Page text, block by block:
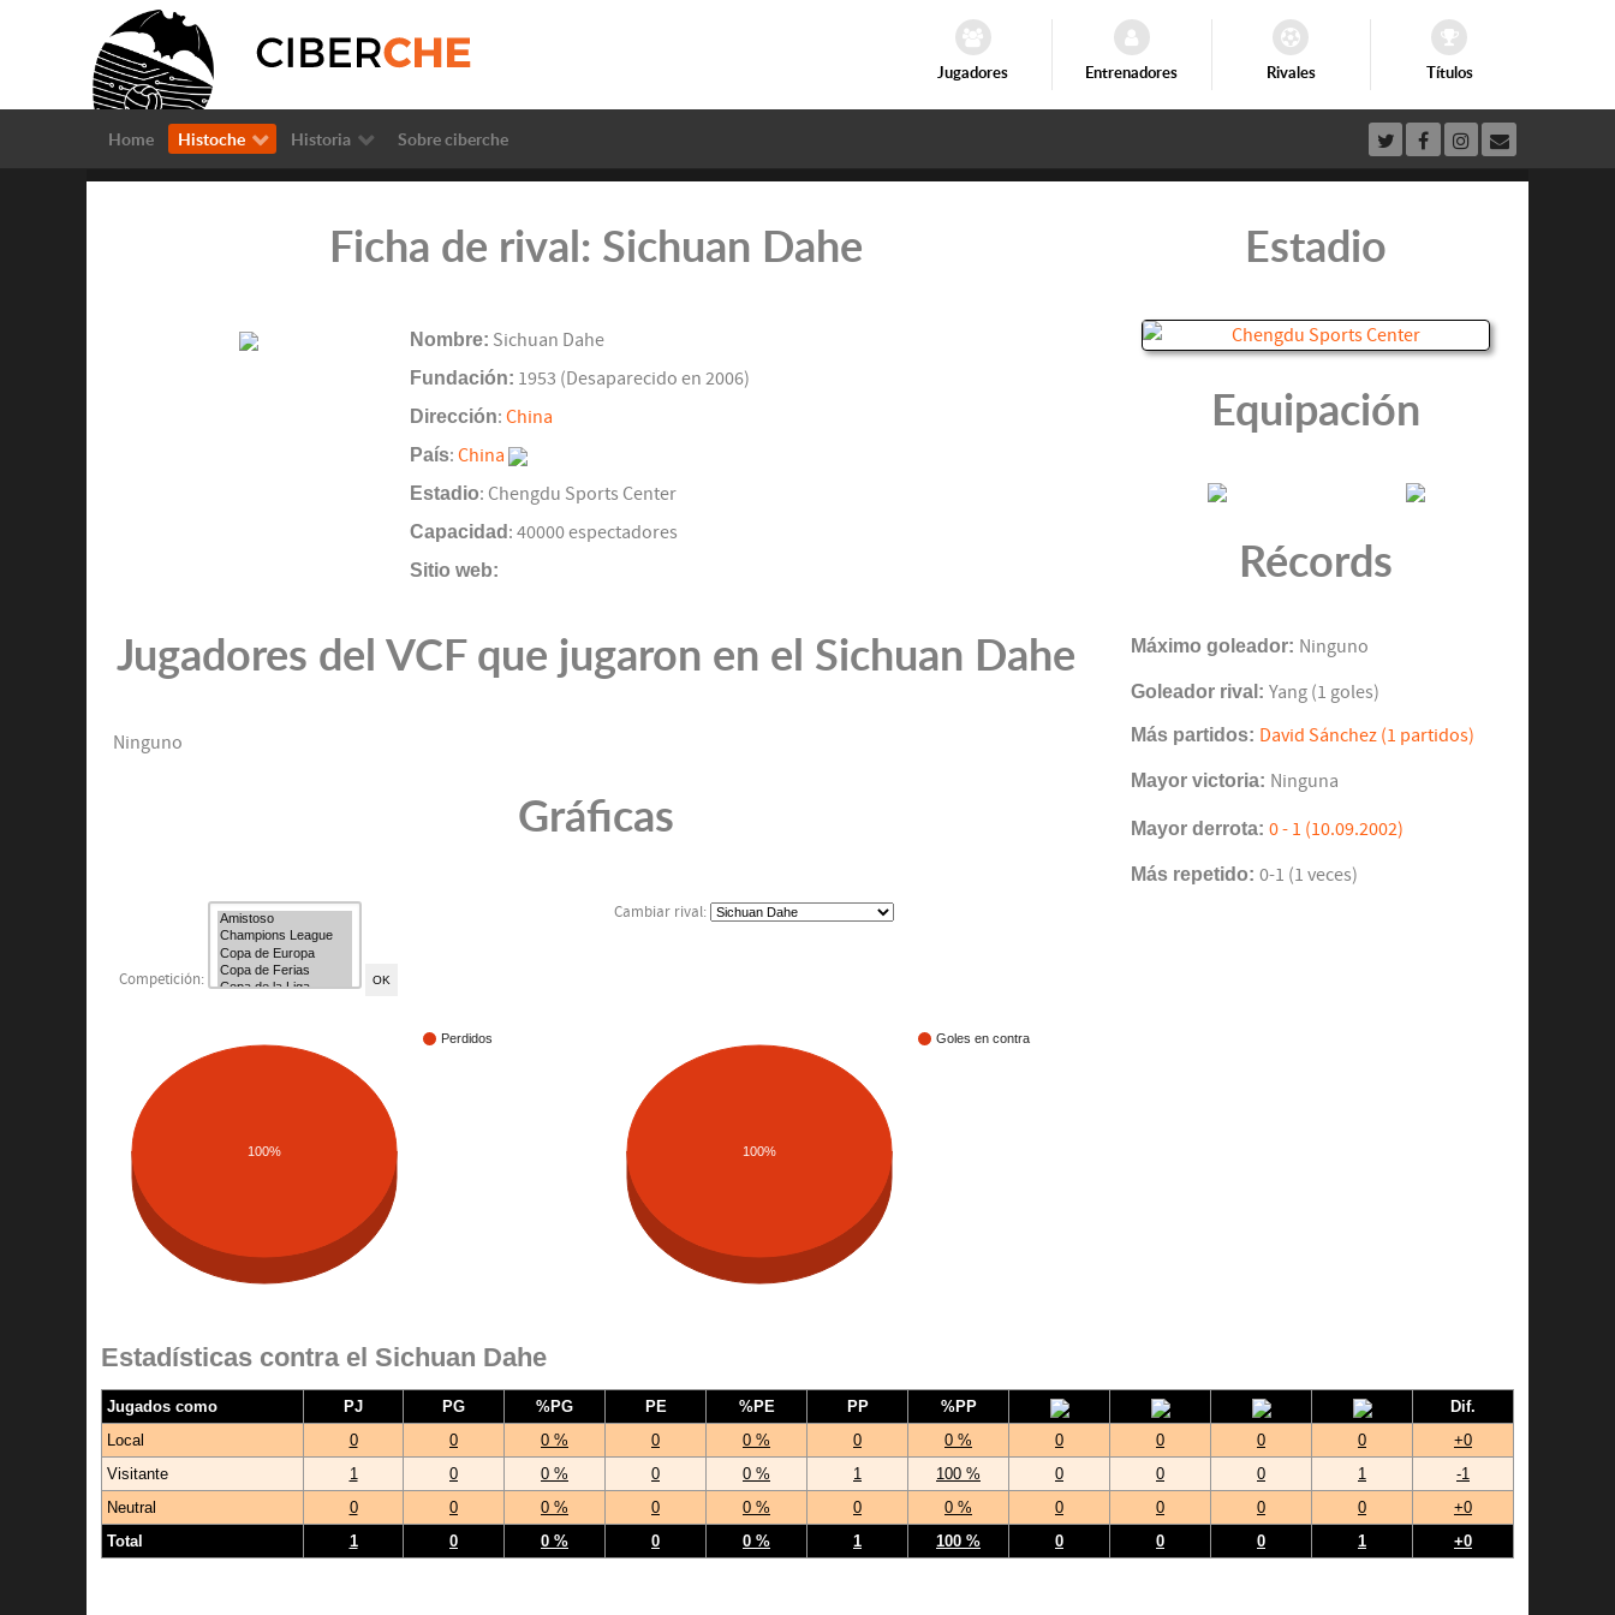
Jugadores Entrenadores Rivales Títulos
Home Histoche Historia Sobre ciberche
Ficha de rival: Sichuan Dahe
Nombre: Sichuan Dahe
Fundación: 1953 (Desaparecido en 2006)
Dirección: China
País: China
Estadio: Chengdu Sports Center
Capacidad : 40000 espectadores
Sitio web:
Jugadores del VCF que jugaron en el Sichuan Dahe
Ninguno
Gráficas
Competición:
Cambiar rival:
Perdidos
100%
Goles en contra
100%
Estadio
Equipación
Récords
Máximo goleador: Ninguno
Goleador rival: Yang (1 goles)
Más partidos: David Sánchez (1 partidos)
Mayor victoria: Ninguna
Mayor derrota: 0 - 1 (10.09.2002)
Más repetido: 0-1 (1 veces)
Estadísticas contra el Sichuan Dahe
Jugados como PJ PG %PG PE %PE PP %PP
Dif.
Local
0 0 0 % 0 0 % 0 0 % 0 0 0 0
+0
Visitante
1 0 0 % 0 0 % 1 100 % 0 0 0 1
-1
Neutral
0 0 0 % 0 0 % 0 0 % 0 0 0 0
+0
Total
1 0 0 % 0 0 % 1 100 % 0 0 0 1 +0